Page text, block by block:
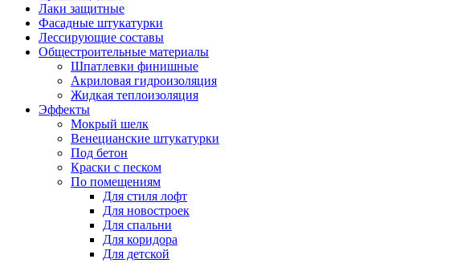
Лаки защитные
Фасадные штукатурки
Лессирующие составы
Общестроительные материалы
Шпатлевки финишные
Акриловая гидроизоляция
Жидкая теплоизоляция
Эффекты
Мокрый шелк
Венецианские штукатурки
Под бетон
Краски с песком
По помещениям
Для стиля лофт
Для новостроек
Для спальни
Для коридора
Для детской